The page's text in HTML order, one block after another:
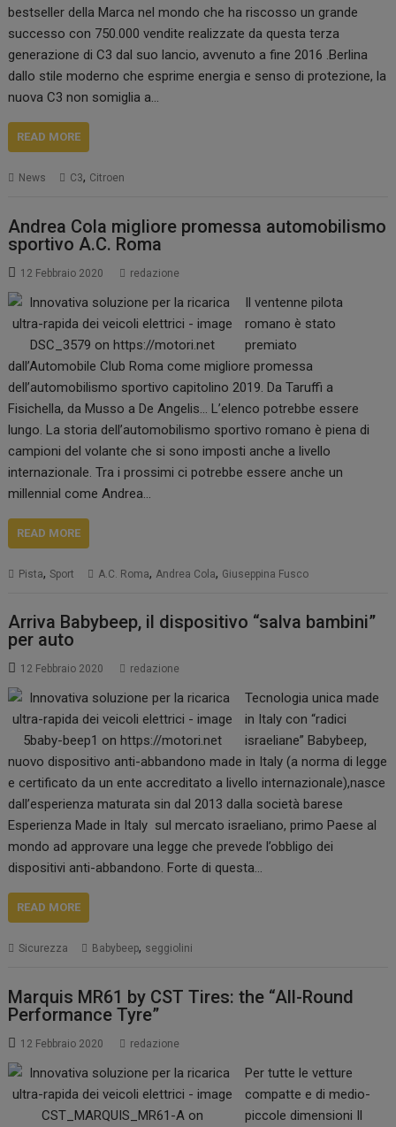
bestseller della Marca nel mondo che ha riscosso un grande
successo con 750.000 vendite realizzate da questa terza
generazione di C3 dal suo lancio, avvenuto a fine 2016 .Berlina
dallo stile moderno che esprime energia e senso di protezione, la
nuova C3 non somiglia a…
READ MORE
News C3, Citroen
Andrea Cola migliore promessa automobilismo
sportivo A.C. Roma
12 Febbraio 2020 redazione
Il ventenne pilota
romano è stato
premiato
dall’Automobile Club Roma come migliore promessa
dell’automobilismo sportivo capitolino 2019. Da Taruffi a
Fisichella, da Musso a De Angelis… L’elenco potrebbe essere
lungo. La storia dell’automobilismo sportivo romano è piena di
campioni del volante che si sono imposti anche a livello
internazionale. Tra i prossimi ci potrebbe essere anche un
millennial come Andrea…
READ MORE
Pista,Sport A.C. Roma, Andrea Cola, Giuseppina Fusco
Arriva Babybeep, il dispositivo “salva bambini”
per auto
12 Febbraio 2020 redazione
Tecnologia unica made
in Italy con “radici
israeliane” Babybeep,
nuovo dispositivo anti-abbandono made in Italy (a norma di legge
e certificato da un ente accreditato a livello internazionale),nasce
dall’esperienza maturata sin dal 2013 dalla società barese
Esperienza Made in Italy sul mercato israeliano, primo Paese al
mondo ad approvare una legge che prevede l’obbligo dei
dispositivi anti-abbandono. Forte di questa…
READ MORE
Sicurezza Babybeep, seggiolini
Marquis MR61 by CST Tires: the “All-Round
Performance Tyre”
12 Febbraio 2020 redazione
Per tutte le vetture
compatte e di medio-
piccole dimensioni Il